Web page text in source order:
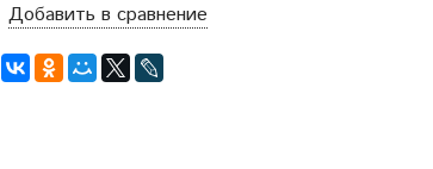
Добавить в сравнение